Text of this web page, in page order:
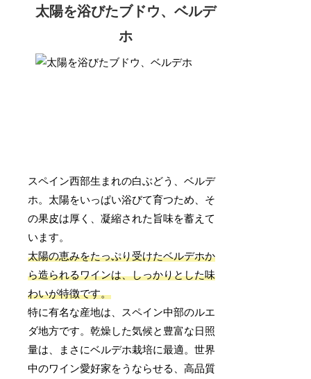
太陽を浴びたブドウ、ベルデ
ホ
スペイン西部生まれの白ぶどう、ベルデ
ホ。太陽をいっぱい浴びて育つため、そ
の果皮は厚く、凝縮された旨味を蓄えて
います。
太陽の恵みをたっぷり受けたベルデホか
ら造られるワインは、しっかりとした味
わいが特徴です。
特に有名な産地は、スペイン中部のルエ
ダ地方です。乾燥した気候と豊富な日照
量は、まさにベルデホ栽培に最適。世界
中のワイン愛好家をうならせる、高品質